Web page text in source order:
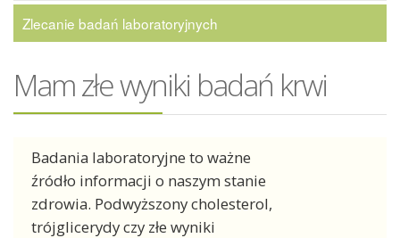
Zlecanie badań laboratoryjnych
Mam złe wyniki badań krwi
Badania laboratoryjne to ważne
źródło informacji o naszym stanie
zdrowia. Podwyższony cholesterol,
trójglicerydy czy złe wyniki